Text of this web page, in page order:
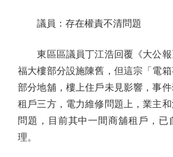
議員：存在權責不清問題
東區區議員丁江浩回覆《大公報
福大樓部分設施陳舊，但這宗「電
部分地舖，樓上住戶未見影響，事件
租戶三方，電力維修問題上，業主
問題，目前其中一間商舖租戶，已
理。